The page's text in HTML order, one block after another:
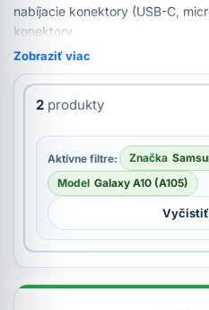
nabíjacie konektory (USB-C,
konektory.
Zobraziť viac
2 produkty
Aktívne filtre: Značka
Model Galaxy A10 (A105)